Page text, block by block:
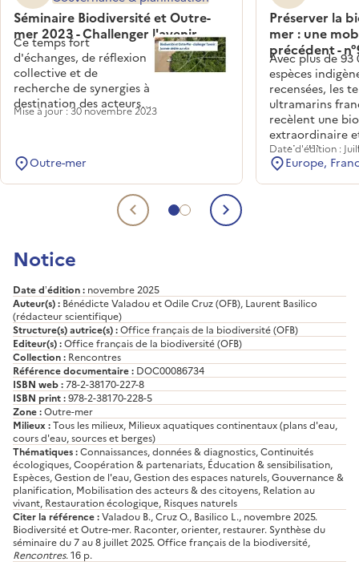
Aller au contenu 1
Aller au contenu 2
Séminaire Biodiversité et Outre-
mer 2023 - Challenger l'avenir
Ce temps fort
d'échanges, de réflexion
collective et de
recherche de synergies à
destination des acteurs
ultramarins s'est déroulé
et deux journées
Mise à jour : 30 novembre 2023
Outre-mer
Préserver la
mer : une
précédent -
Avec plus de 93
espèces
recensées, les
ultramarins
recèlent une
extraordinaire
menacée par le
dont les
proposé fin
rendez-vous
précédent : le
Biodiversité et
: challenger
Date d'édition :
Europe,
Contenu précédent
Contenu
Notice
Date d’édition : novembre 2025
Auteur(s) : Bénédicte Valadou et Odile Cruz (OFB), Laurent Basilico
(rédacteur scientifique)
Structure(s) autrice(s) :Office français de la biodiversité (OFB)
Editeur(s) :Office français de la biodiversité (OFB)
Collection : Rencontres
Référence documentaire : DOC00086734
ISBN web :78-2-38170-227-8
ISBN print :978-2-38170-228-5
Zone :Outre-mer
Milieux :Tous les milieux, Milieux aquatiques continentaux (plans d'eau,
cours d'eau, sources et berges)
Thématiques :Connaissances, données & diagnostics, Continuités
écologiques, Coopération & partenariats, Éducation & sensibilisation,
Espèces, Gestion de l'eau, Gestion des espaces naturels, Gouvernance &
planification, Mobilisation des acteurs & des citoyens, Relation au
vivant, Restauration écologique, Risques naturels
Citer la référence :Valadou B., Cruz O., Basilico L., novembre 2025.
Biodiversité et Outre-mer. Raconter, orienter, restaurer. Synthèse du
séminaire du 7 au 8 juillet 2025. Office français de la biodiversité,
Rencontres. 16 p.